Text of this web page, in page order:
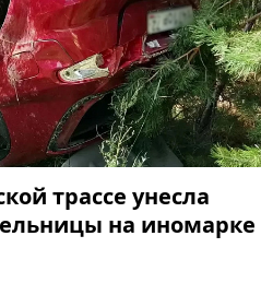
трассе унесла
на иномарке